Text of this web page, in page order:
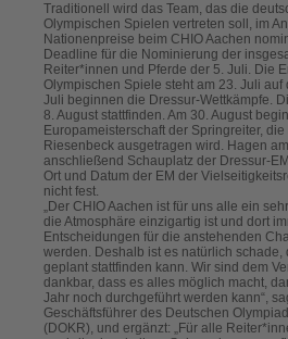
Traditionell wird das Team, das die
Olympischen Spielen vertreten soll, im
Nationenpreise beim CHIO Aachen
Deadline für die Nominierung der
Reiter*innen und Pferde der 5. Juli. Die
Olympischen Spiele steht am 23. Juli auf
Juli beginnen die Dressur-Wettkämpfe.
8. August stattfinden. Am 30. August
Europameisterschaft der Springreiter,
Riesenbeck ausgetragen wird. Hagen
anschließend Schauplatz der Dressur-
Ort und Datum der EM der
nicht fest.
„Der CHIO Aachen ist für uns alle ein
die Atmosphäre einzigartig ist und dort
Entscheidungen für die anstehenden
werden. Deshalb ist es natürlich schade,
geplant stattfinden kann. Wir sind dem
dankbar, dass es alles möglich macht,
Jahr noch durchgeführt werden kann“,
Geschäftsführer des Deutschen
(DOKR), und ergänzt: „Für alle